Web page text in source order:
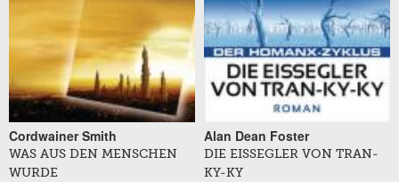
Cordwainer Smith
WAS AUS DEN MENSCHEN
WURDE
Alan Dean Foster
DIE EISSEGLER VON TRAN-
KY-KY